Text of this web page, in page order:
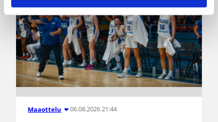
Maaottelu 06.08.2026 21:44